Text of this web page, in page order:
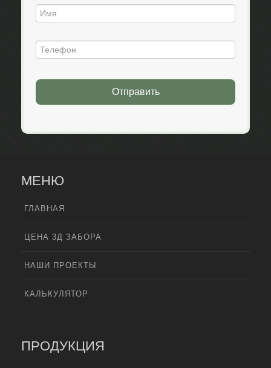
Отправить
МЕНЮ
ГЛАВНАЯ
ЦЕНА 3Д ЗАБОРА
НАШИ ПРОЕКТЫ
КАЛЬКУЛЯТОР
ПРОДУКЦИЯ